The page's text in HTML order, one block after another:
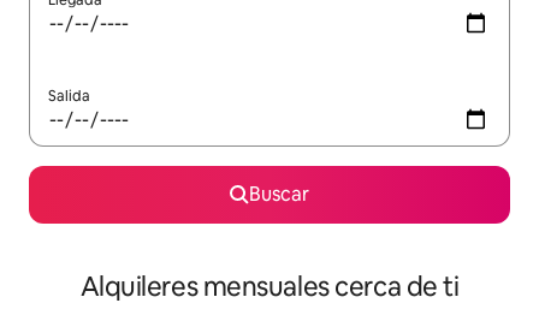
Salida
Buscar
Alquileres mensuales cerca de ti